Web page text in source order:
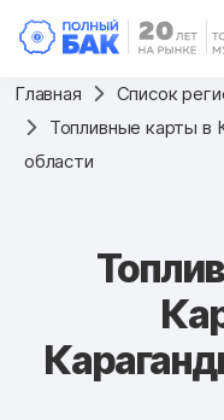
Главная
Список
Топливные карты в
области